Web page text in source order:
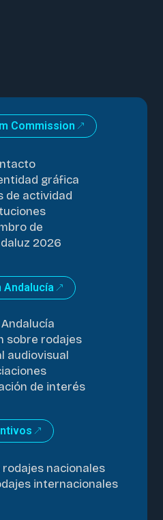
Commission
gráfica
de actividad
de
2026
Andalucía
sobre rodajes
audiovisual
de interés
nacionales
internacionales